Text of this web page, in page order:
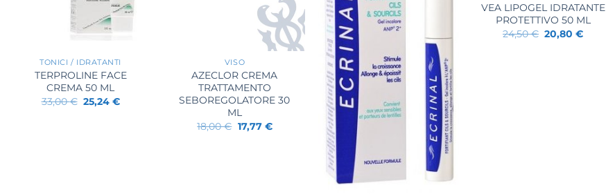
TONICI / IDRATANTI
TERPROLINE FACE
CREMA 50 ML
33,00€ Il
prezzo
25,24 €Il
VISO
AZECLOR CREMA
TRATTAMENTO
SEBOREGOLATORE 30
ML
18,00€ Il
prezzo
17,77 €Il
+
VEA LIPOGEL IDRATANTE
PROTETTIVO 50 ML
24,50€ Il
prezzo
20,80€Il